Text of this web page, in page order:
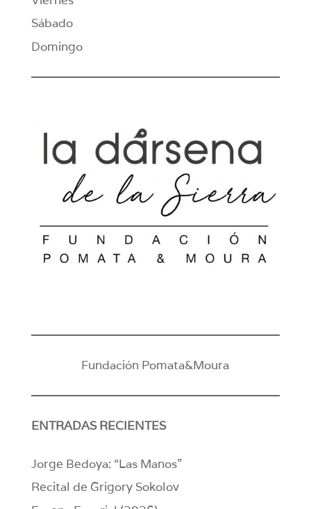
Sábado
Domingo
Fundación Pomata&Moura
ENTRADAS RECIENTES
Jorge Bedoya: “Las Manos”
Recital de Grigory Sokolov